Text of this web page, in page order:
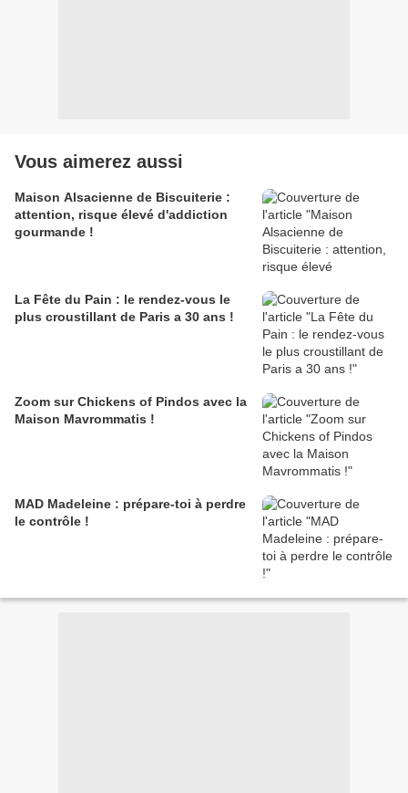
Vous aimerez aussi
Maison Alsacienne de Biscuiterie :
attention, risque élevé d'addiction
gourmande !
La Fête du Pain : le rendez-vous le
plus croustillant de Paris a 30 ans !
Zoom sur Chickens of Pindos avec la
Maison Mavrommatis !
MAD Madeleine : prépare-toi à perdre
le contrôle !